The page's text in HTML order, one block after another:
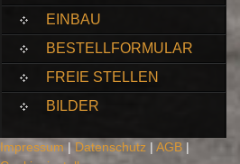
EINBAU
BESTELLFORMULAR
FREIE STELLEN
BILDER
Impressum | Datenschutz | AGB |